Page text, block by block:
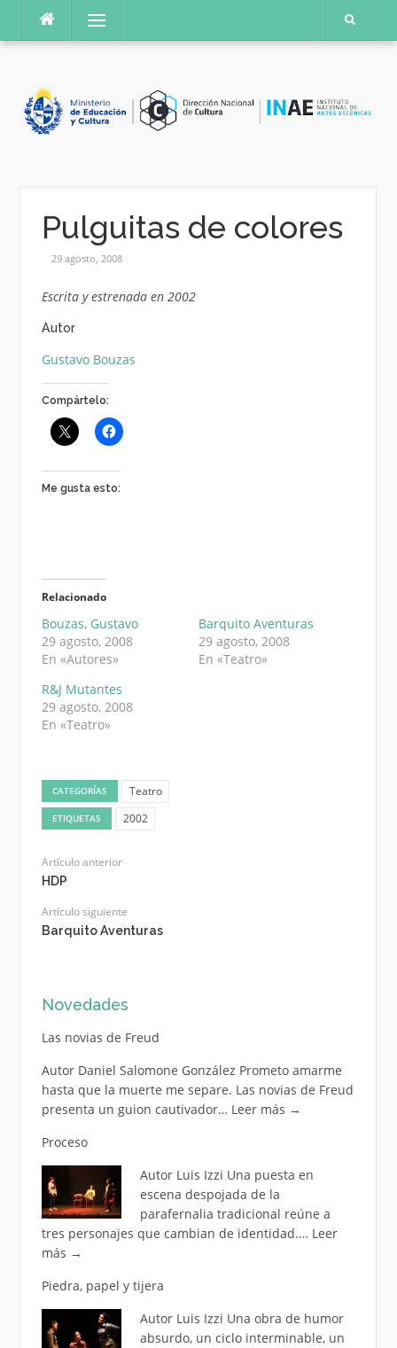
contenido
Menú
Pulguitas de colores
29 agosto, 2008
Escrita y estrenada en 2002
Autor
Gustavo Bouzas
Compártelo:
Me gusta esto:
Relacionado
Bouzas, Gustavo
29 agosto, 2008
En «Autores»
Barquito Aventuras
29 agosto, 2008
En «Teatro»
R&J Mutantes
29 agosto, 2008
En «Teatro»
CATEGORÍAS Teatro
ETIQUETAS 2002
Artículo anterior
HDP
Artículo siguiente
Barquito Aventuras
Novedades
Las novias de Freud
Autor Daniel Salomone González Prometo amarme
hasta que la muerte me separe. Las novias de Freud
presenta un guion cautivador… Leer más →
Proceso
Autor Luis Izzi Una puesta en
escena despojada de la
parafernalia tradicional reúne a
tres personajes que cambian de identidad.… Leer
más →
Piedra, papel y tijera
Autor Luis Izzi Una obra de humor
absurdo, un ciclo interminable, un